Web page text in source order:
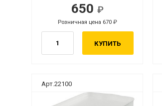
650
Розничная цена 670
КУПИТЬ
руб.
руб.
Арт.22100